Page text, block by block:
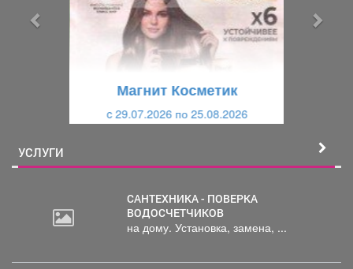
Магнит Косметик
c 29.07.2026 по 25.08.2026
УСЛУГИ
САНТЕХНИКА - ПОВЕРКА
ВОДОСЧЕТЧИКОВ
на дому. Установка, замена, ...